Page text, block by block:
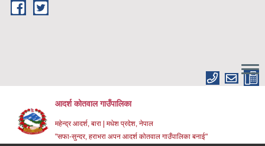
Skip to main content
आदर्श कोतवाल गाउँपालिका
महेन्द्र आदर्श, बारा | मधेश प्रदेश, नेपाल
"सफा-सुन्दर, हराभरा अपन आदर्श कोतवाल गाउँपालिका बनाई"